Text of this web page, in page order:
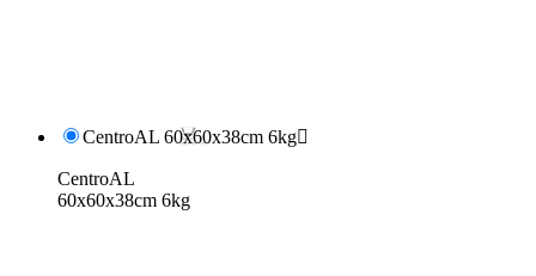
CentroAL 60x60x38cm 6kg
CentroAL
60x60x38cm 6kg